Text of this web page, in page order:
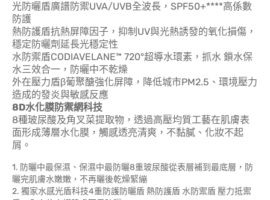
光防曬盾廣譜防禦UVA/UVB全波長，SPF50+****高係數
防護
熱防護盾抗熱屏障因子，抑制UV與光熱誘發的氧化損傷，
穩定防曬劑延長光穩定性
水防禦盾CODIAVELANE™ 720°超導水環素，抓水 鎖水保
水三效合一，防曬中不乾燥
外在壓力盾β葡聚醣強化屏障，降低城市PM2.5、環境壓力
造成的發炎與敏感反應
8D水化膜防禦網科技
8種玻尿酸及角叉菜提取物，透過高壓均質工藝在肌膚表
面形成薄層水化膜，觸感透亮清爽，不黏膩、化妝不起
屑。
1. 防曬中最保濕、保濕中最防曬8重玻尿酸從表層補到最底層，防
曬完肌膚水嫩嫩，不再曬後乾燥緊繃
2. 獨家水感光盾科技4重防護防曬盾 熱防護盾 水防禦盾 壓力抵禦